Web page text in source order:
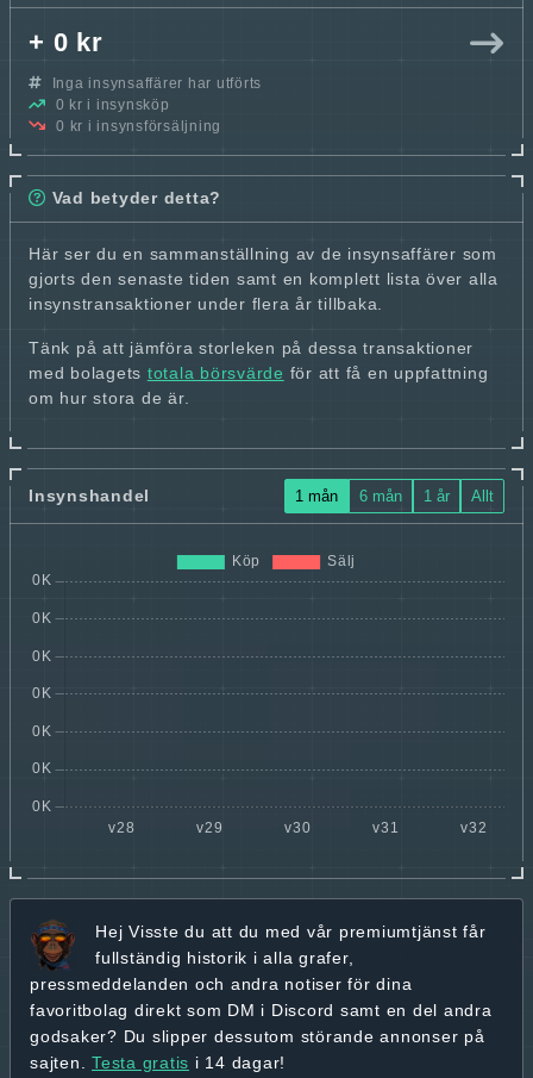
+ 0 kr
Inga insynsaffärer har utförts
0 kr i insynsköp
0 kr i insynsförsäljning
Vad betyder detta?
Här ser du en sammanställning av de insynsaffärer som
gjorts den senaste tiden samt en komplett lista över alla
insynstransaktioner under flera år tillbaka.
Tänk på att jämföra storleken på dessa transaktioner
med bolagets totala börsvärde för att få en uppfattning
om hur stora de är.
Insynshandel 1 mån 6 mån 1 år Allt
Hej Visste du att du med vår premiumtjänst får
fullständig historik i alla grafer,
pressmeddelanden och andra notiser för dina
favoritbolag direkt som DM i Discord samt en del andra
godsaker? Du slipper dessutom störande annonser på
sajten. Testa gratis i 14 dagar!